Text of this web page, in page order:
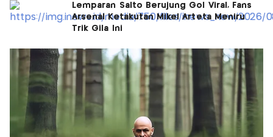
Lemparan Salto Berujung Gol Viral, Fans
Arsenal Ketakutan Mikel Arteta Meniru
Trik Gila Ini